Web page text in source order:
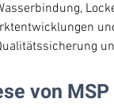
von MSP